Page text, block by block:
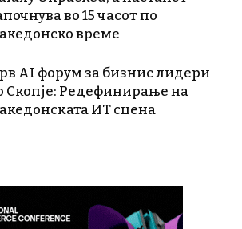
во 15 часот по
време
AI форум за бизнис лидери
Скопје: Редефинирање на
ИТ сцена